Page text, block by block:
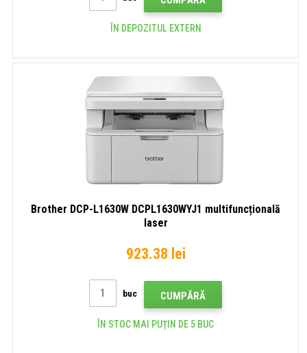
ÎN DEPOZITUL EXTERN
Brother DCP-L1630W DCPL1630WYJ1 multifuncțională
laser
923.38 lei
buc CUMPĂRĂ
ÎN STOC MAI PUȚIN DE 5 BUC